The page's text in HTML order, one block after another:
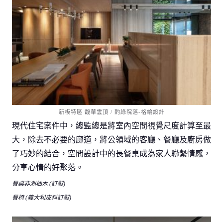
新板特區 馥華雲頂 / 酌綠院落-格綸設計
現代住宅案件中，總監總是將室內空間視覺尺度計算至最
大，除去不必要的廊道，將公領域的客廳、餐廳及廚房做
了巧妙的結合，空間設計中的長餐桌成為家人聯繫情感，
分享心情的好聚落。
餐桌非洲柚木 (訂製)
餐椅 (義大利皮料訂製)